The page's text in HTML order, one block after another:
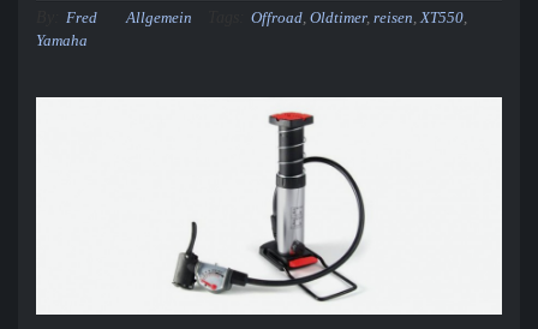
Fred Allgemein Offroad, Oldtimer, reisen,XT550,
Yamaha